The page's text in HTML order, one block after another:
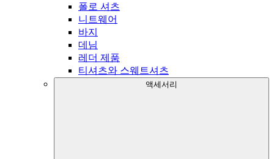
폴로 셔츠
니트웨어
바지
데님
레더 제품
티셔츠와 스웨트셔츠
액세서리